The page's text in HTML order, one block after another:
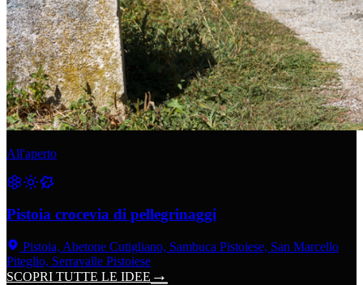
All'aperto
Pistoia crocevia di pellegrinaggi
Pistoia, Abetone Cutigliano, Sambuca Pistoiese, San Marcello
Piteglio, Serravalle Pistoiese
SCOPRI TUTTE LE IDEE